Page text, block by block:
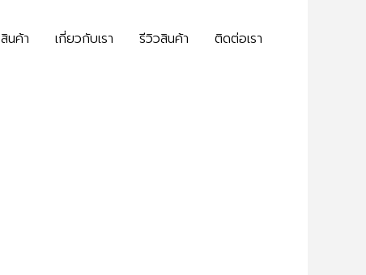
สินค้า เกี่ยวกับเรา รีวิวสินค้า ติดต่อเรา